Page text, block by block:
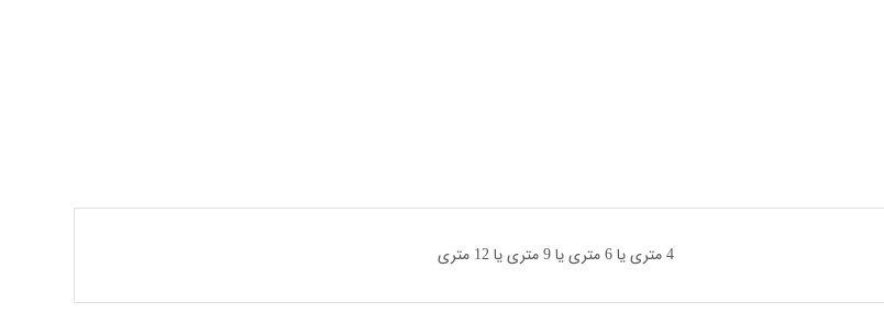
4 متری یا 6 متری یا 9 متری یا 12 متری